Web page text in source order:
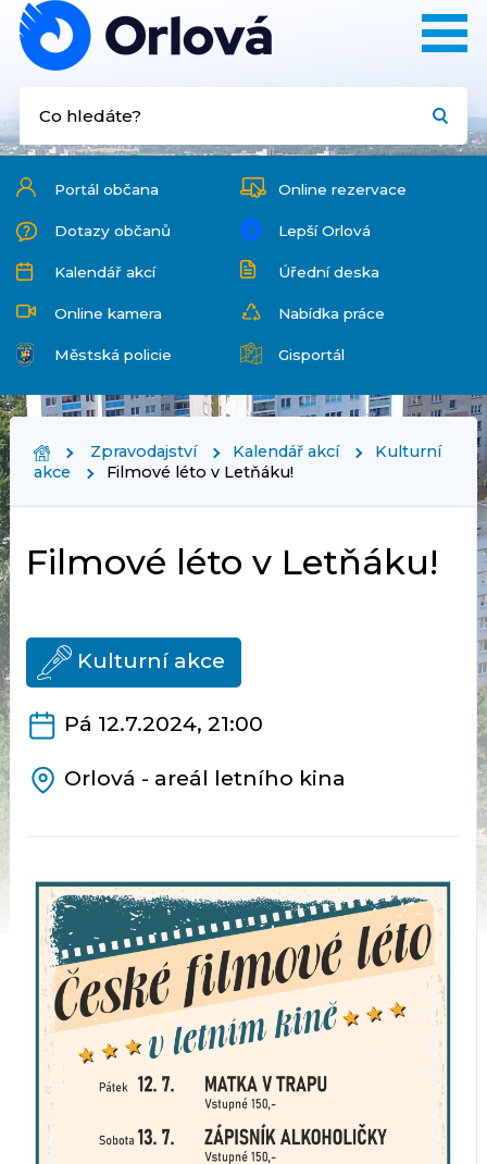
Portál občana Online rezervace
Dotazy občanů Lepší Orlová
Kalendář akcí Úřední deska
Online kamera Nabídka práce
Městská policie Gisportál
Zpravodajství Kalendář akcí
Kulturní
akce
Filmové léto v Letňáku!
Filmové léto v Letňáku!
Kulturní akce
Pá 12.7.2024, 21:00
Orlová - areál letního kina